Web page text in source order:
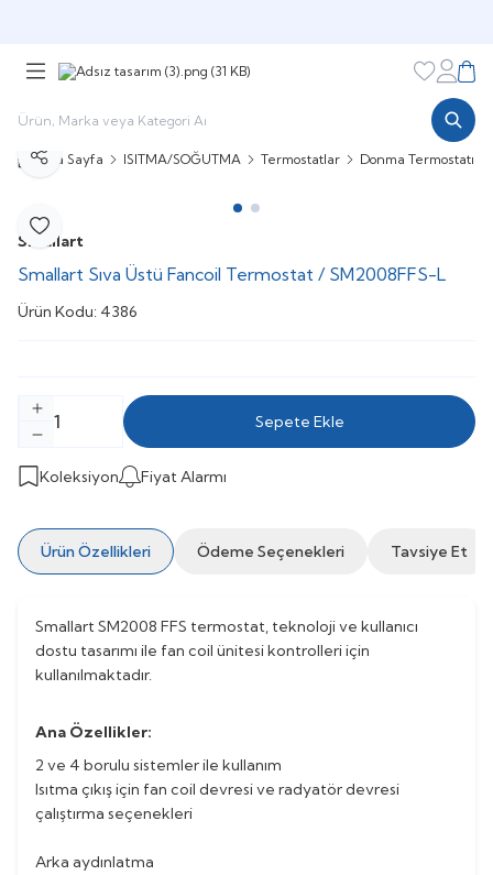
Favorilerim
Ana Sayfa ISITMA/SOĞUTMA Termostatlar Donma Termostatı
Favoriye Ekle
Paylaş
Smallart
Smallart Sıva Üstü Fancoil Termostat / SM2008FFS-L
Ürün Kodu: 4386
Sepete Ekle
Koleksiyon Fiyat Alarmı
Ürün Özellikleri Ödeme Seçenekleri Tavsiye Et
Smallart SM2008 FFS termostat, teknoloji ve kullanıcı
dostu tasarımı ile fan coil ünitesi kontrolleri için
kullanılmaktadır.
Ana Özellikler:
2 ve 4 borulu sistemler ile kullanım
Isıtma çıkış için fan coil devresi ve radyatör devresi
çalıştırma seçenekleri
Arka aydınlatma